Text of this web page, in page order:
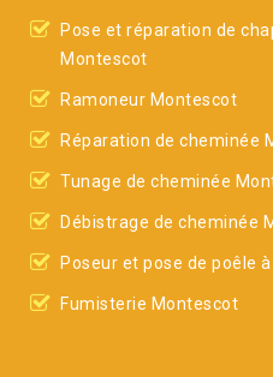
Pose et réparation de
Montescot
Ramoneur Montescot
Réparation de cheminée
Tunage de cheminée
Débistrage de cheminée
Poseur et pose de poêle
Fumisterie Montescot